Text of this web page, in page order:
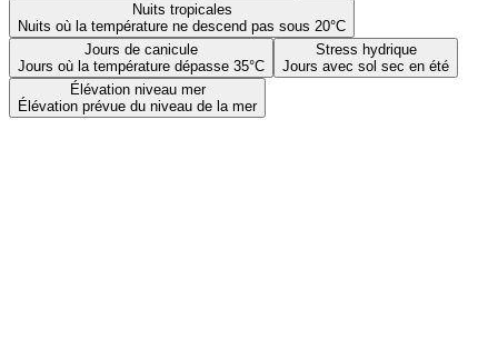
Nuits tropicales
Nuits où la température ne descend pas sous 20°C
Jours de canicule
Jours où la température dépasse 35°C
Stress hydrique
Jours avec sol sec en été
Élévation niveau mer
Élévation prévue du niveau de la mer